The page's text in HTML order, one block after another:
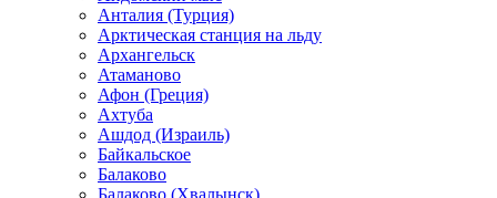
Анталия (Турция)
Арктическая станция на льду
Архангельск
Атаманово
Афон (Греция)
Ахтуба
Ашдод (Израиль)
Байкальское
Балаково
Балаково (Хвалынск)